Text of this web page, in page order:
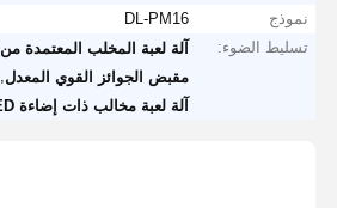
نموذج
DL-PM16
تسليط الضوء:
آلة لعبة المخلب المعتمدة من CE
مقبض الجوائز القوي المعدل
آلة لعبة مخالب ذات إضاءة LED